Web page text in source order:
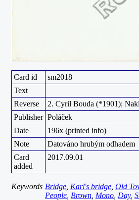
Card id
sm2018
Text
Reverse
2. Cyril Bouda (*1901);
Publisher Poláček
Date
196x (printed info)
Note
Datováno hrubým odhadem
Card
added
2017.09.01
Keywords Bridge Karl's bridge Old
People Brown Mono Day,